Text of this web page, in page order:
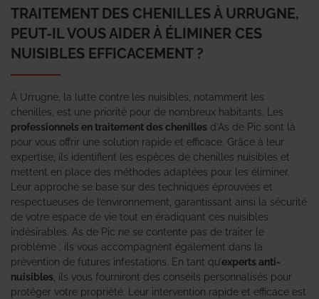
TRAITEMENT DES CHENILLES À URRUGNE,
PEUT-IL VOUS AIDER À ÉLIMINER CES
NUISIBLES EFFICACEMENT ?
À Urrugne, la lutte contre les nuisibles, notamment les
chenilles, est une priorité pour de nombreux habitants. Les
professionnels en traitement des chenilles d’As de Pic sont là
pour vous offrir une solution rapide et efficace. Grâce à leur
expertise, ils identifient les espèces de chenilles nuisibles et
mettent en place des méthodes adaptées pour les éliminer.
Leur approche se base sur des techniques éprouvées et
respectueuses de l’environnement, garantissant ainsi la sécurité
de votre espace de vie tout en éradiquant ces nuisibles
indésirables. As de Pic ne se contente pas de traiter le
problème ; ils vous accompagnent également dans la
prévention de futures infestations. En tant qu’experts anti-
nuisibles , ils vous fourniront des conseils personnalisés pour
protéger votre propriété. Leur intervention rapide et efficace est